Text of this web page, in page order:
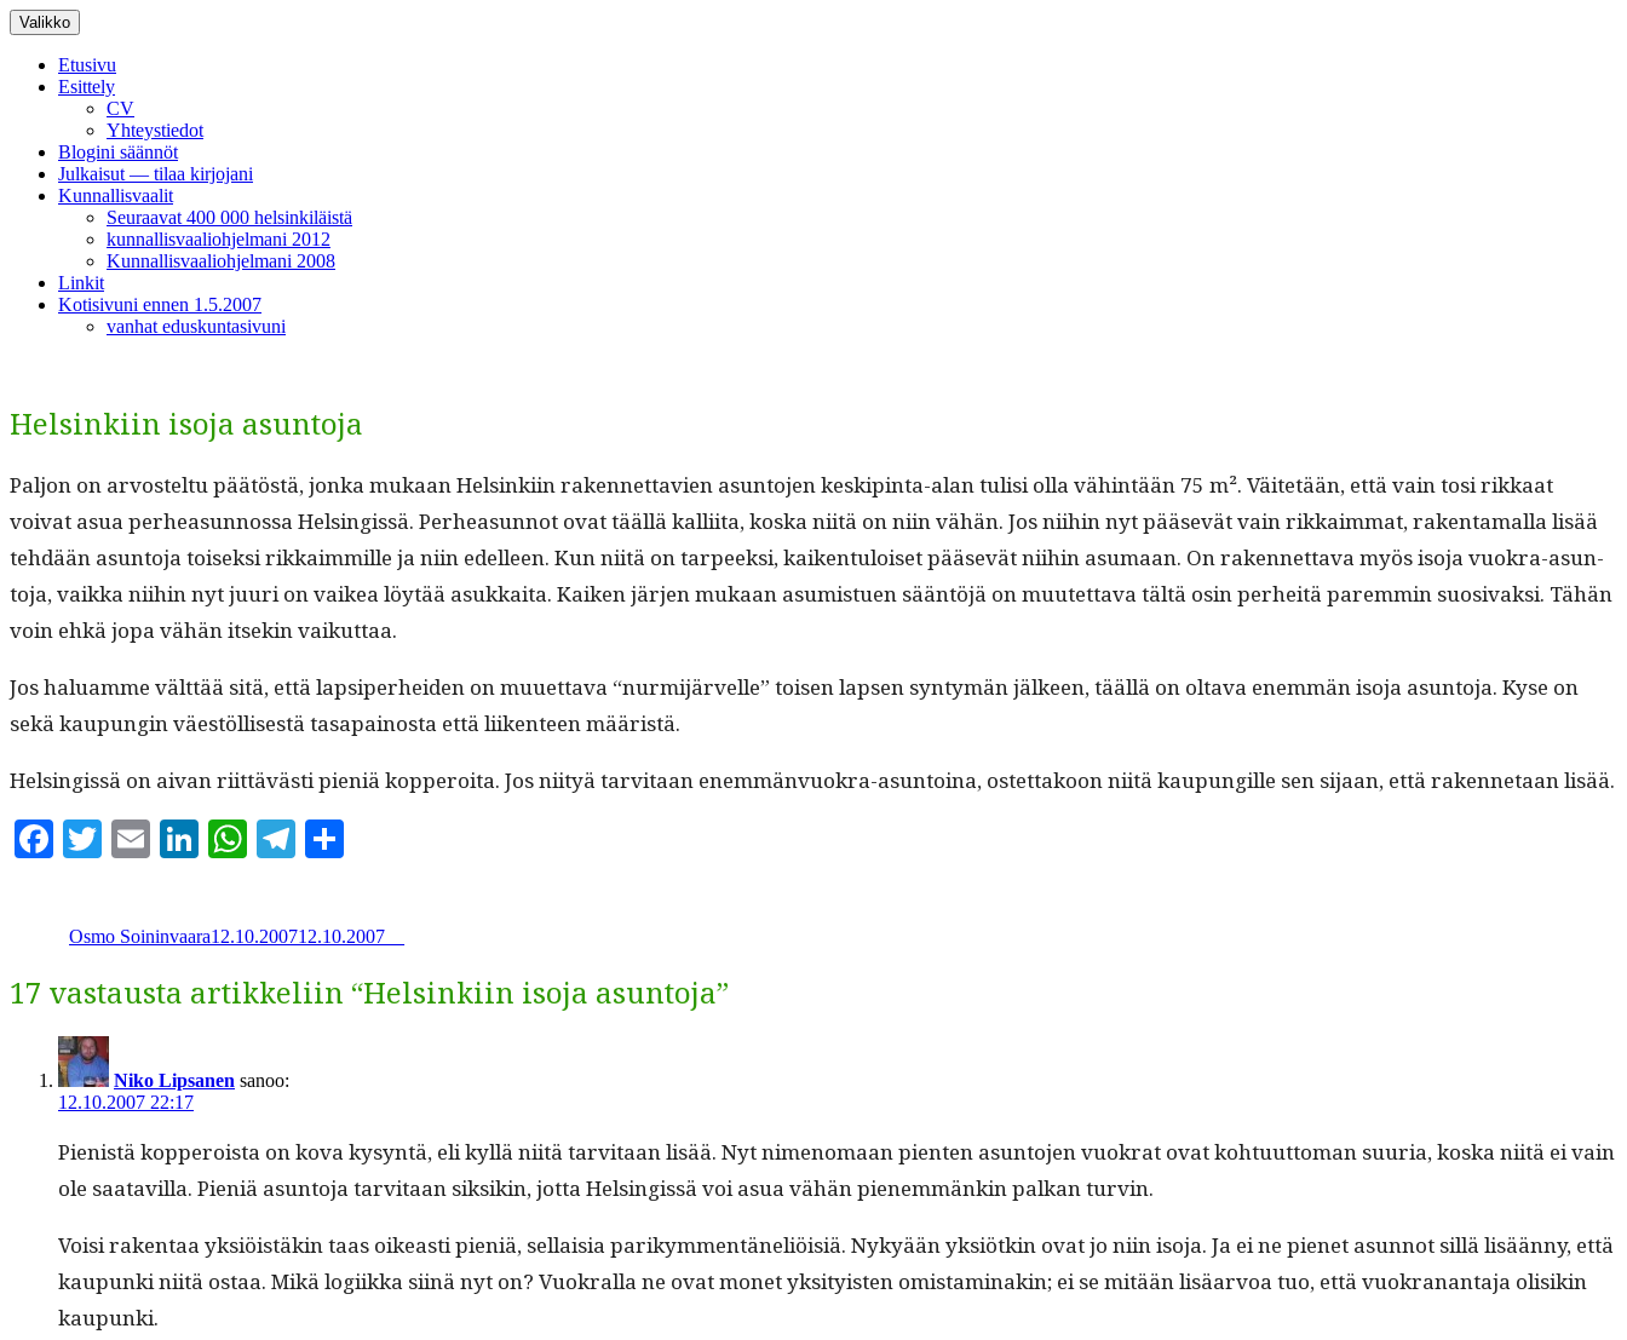
Siirry
sisältöön
Valikko
Etusivu
Esittely
CV
Yhteystiedot
Blogini säännöt
Julkaisut — tilaa kirjojani
Kunnallisvaalit
Seuraavat 400 000 helsinkiläistä
kunnallisvaaliohjelmani 2012
Kunnallisvaaliohjelmani 2008
Linkit
Kotisivuni ennen 1.5.2007
vanhat eduskuntasivuni
Helsinkiin isoja asuntoja
Paljon on arvostel­tu päätöstä, jon­ka mukaan Helsinki­in raken­net­tavien asun­to­jen keskip­in­ta-alan tulisi olla vähin­tään 75 m². Väitetään, että vain tosi rikkaat
voivat asua per­hea­sun­nos­sa Helsingis­sä. Per­hea­sun­not ovat tääl­lä kalli­ita, kos­ka niitä on niin vähän. Jos niihin nyt pää­sevät vain rikkaim­mat, rak­en­ta­mal­la lisää
tehdään asun­to­ja toisek­si rikkaim­mille ja niin edelleen. Kun niitä on tarpeek­si, kaiken­tu­loiset pää­sevät niihin asumaan. On raken­net­ta­va myös iso­ja vuokra-asun­
to­ja, vaik­ka niihin nyt juuri on vaikea löytää asukkai­ta. Kaiken jär­jen mukaan asum­istuen sään­töjä on muutet­ta­va tältä osin per­heitä parem­min suo­si­vak­si. Tähän
voin ehkä jopa vähän itsekin vaikuttaa.
Jos halu­amme vält­tää sitä, että lap­siper­hei­den on muuet­ta­va “nur­mi­järvelle” toisen lapsen syn­tymän jäl­keen, tääl­lä on olta­va enem­män iso­ja asun­to­ja. Kyse on
sekä kaupun­gin väestöl­lis­es­tä tas­apain­os­ta että liiken­teen määristä.
Helsingis­sä on aivan riit­tävästi pieniä kop­per­oi­ta. Jos niityä tarvi­taan enem­män­vuokra-asun­toina, ostet­takoon niitä kaupungille sen sijaan, että raken­netaan lisää.
Facebook
TwitterEmailLinkedIn
WhatsApp
Telegram
Osmo Soininvaara12.10.200712.10.2007
17 vastausta artikkeliin “Helsinkiin isoja asuntoja”
Niko Lipsanen sanoo:
12.10.2007 22:17
Pienistä kop­per­oista on kova kysyn­tä, eli kyl­lä niitä tarvi­taan lisää. Nyt nimeno­maan pien­ten asun­to­jen vuokrat ovat kohtu­ut­toman suuria, kos­ka niitä ei vain
ole saatavil­la. Pieniä asun­to­ja tarvi­taan sik­sikin, jot­ta Helsingis­sä voi asua vähän pienem­mänkin palkan turvin.
Voisi rak­en­taa yksiöistäkin taas oikeasti pieniä, sel­l­aisia parikym­men­täneliöisiä. Nykyään yksiötkin ovat jo niin iso­ja. Ja ei ne pienet asun­not sil­lä lisään­ny, että
kaupun­ki niitä ostaa. Mikä logi­ik­ka siinä nyt on? Vuokral­la ne ovat mon­et yksi­ty­is­ten omis­t­a­mi­nakin; ei se mitään lisäar­voa tuo, että vuokranan­ta­ja olisikin
kaupunki.